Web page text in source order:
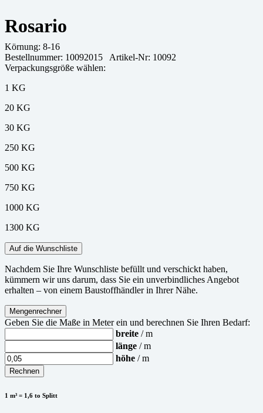
Rosario
Körnung: 8-16
Bestellnummer: 10092015
Artikel-Nr: 10092
Verpackungsgröße wählen:
1 KG
20 KG
30 KG
250 KG
500 KG
750 KG
1000 KG
1300 KG
Auf die Wunschliste
Nachdem Sie Ihre Wunschliste befüllt und verschickt haben,
kümmern wir uns darum, dass Sie ein unverbindliches Angebot
erhalten – von einem Baustoffhändler in Ihrer Nähe.
Mengenrechner
Geben Sie die Maße in Meter ein und berechnen Sie Ihren Bedarf:
breite / m
länge / m
höhe / m
Rechnen
1 m³ = 1,6 to Splitt